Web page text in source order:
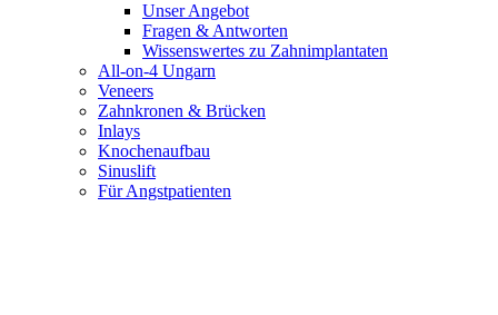
Unser Angebot
Fragen & Antworten
Wissenswertes zu Zahnimplantaten
All-on-4 Ungarn
Veneers
Zahnkronen & Brücken
Inlays
Knochenaufbau
Sinuslift
Für Angstpatienten